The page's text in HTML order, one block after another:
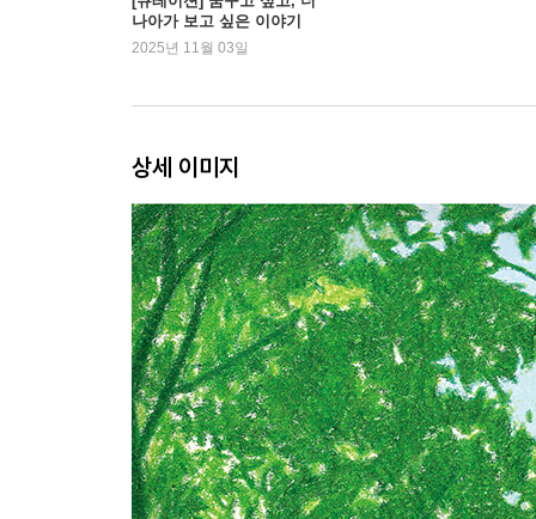
나아가 보고 싶은 이야기
2025년 11월 03일
상세 이미지